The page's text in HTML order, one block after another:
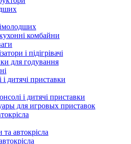
комбайни
і підігрівачі
для годування
і дитячі приставки
і дитячі приставки
для игровых приставок
та автокрісла